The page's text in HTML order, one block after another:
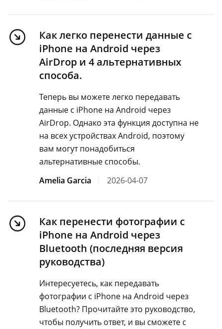
Как легко перенести данные с
iPhone на Android через
AirDrop и 4 альтернативных
способа.
Теперь вы можете легко передавать
данные с iPhone на Android через
AirDrop. Однако эта функция доступна не
на всех устройствах Android, поэтому
вам могут понадобиться
альтернативные способы.
Amelia Garcia
2026-04-07
Как перенести фотографии с
iPhone на Android через
Bluetooth (последняя версия
руководства)
Интересуетесь, как передавать
фотографии с iPhone на Android через
Bluetooth? Прочитайте это руководство,
чтобы получить ответ, и вы сможете с